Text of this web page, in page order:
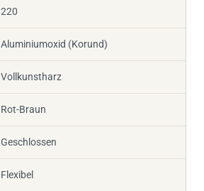
220
Aluminiumoxid (Korund)
Vollkunstharz
Rot-Braun
Geschlossen
Flexibel